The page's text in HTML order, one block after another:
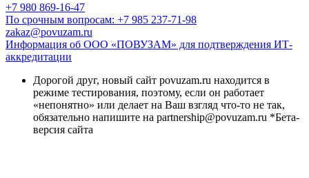
+7 980 869-16-47
По срочным вопросам: +7 985 237-71-98
zakaz@povuzam.ru
Информация об ООО «ПОВУЗАМ» для подтверждения ИТ-
аккредитации
Дорогой друг, новый сайт povuzam.ru находится в
режиме тестирования, поэтому, если он работает
«непонятно» или делает на Ваш взгляд что-то не так,
обязательно напишите на partnership@povuzam.ru *Бета-
версия сайта